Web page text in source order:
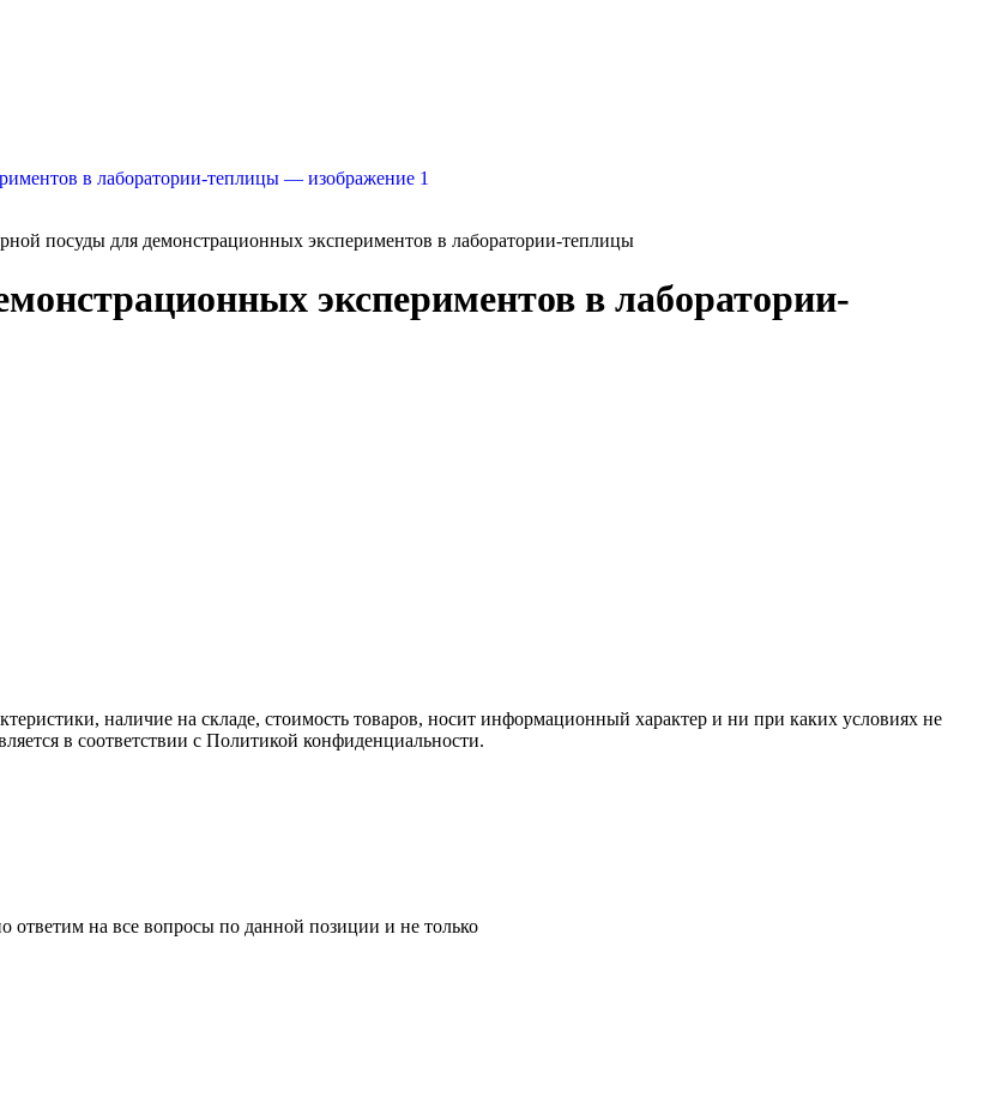
посуды для демонстрационных экспериментов в лаборатории-теплицы
экспериментов в лаборатории-
наличие на складе, стоимость товаров, носит информационный характер и ни при каких условиях не
в соответствии с Политикой конфиденциальности.
ответим на все вопросы по данной позиции и не только